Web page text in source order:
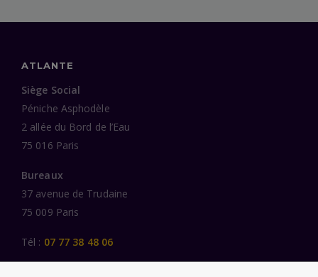
ATLANTE
Siège Social
Péniche Asphodèle
2 allée du Bord de l’Eau
75 016 Paris
Bureaux
37 avenue de Trudaine
75 009 Paris
Tél : 07 77 38 48 06